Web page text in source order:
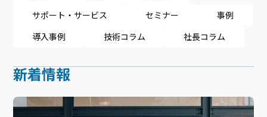
サポート・サービス
セミナー
事例
導入事例
技術コラム 社長コラム
新着情報